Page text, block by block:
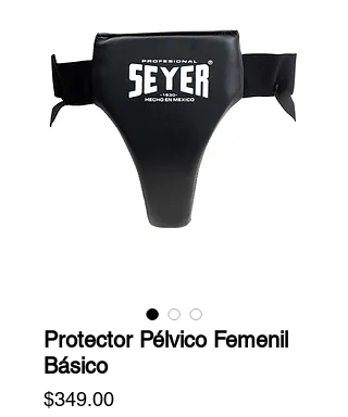
Protector Pélvico Femenil
Básico
$349.00Precio